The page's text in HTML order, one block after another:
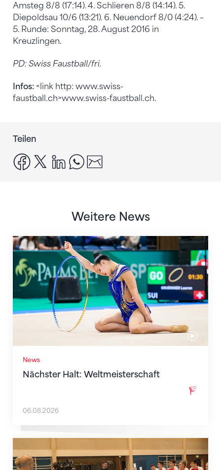
Amsteg 8/8 (17:14). 4. Schlieren 8/8 (14:14). 5.
Diepoldsau 10/6 (13:21). 6. Neuendorf 8/0 (4:24). –
5. Runde: Sonntag, 28. August 2016 in
Kreuzlingen.
PD: Swiss Faustball/fri.
Infos: <link http: www.swiss-
faustball.ch>www.swiss-faustball.ch.
Teilen
facebook
x linkedinwhatsapp
Weitere News
News
Nächster Halt: Weltmeisterschaft
Nächster Halt: Weltmeisterschaft
06.08.2026
Mit klaren Zielen nach Zagreb